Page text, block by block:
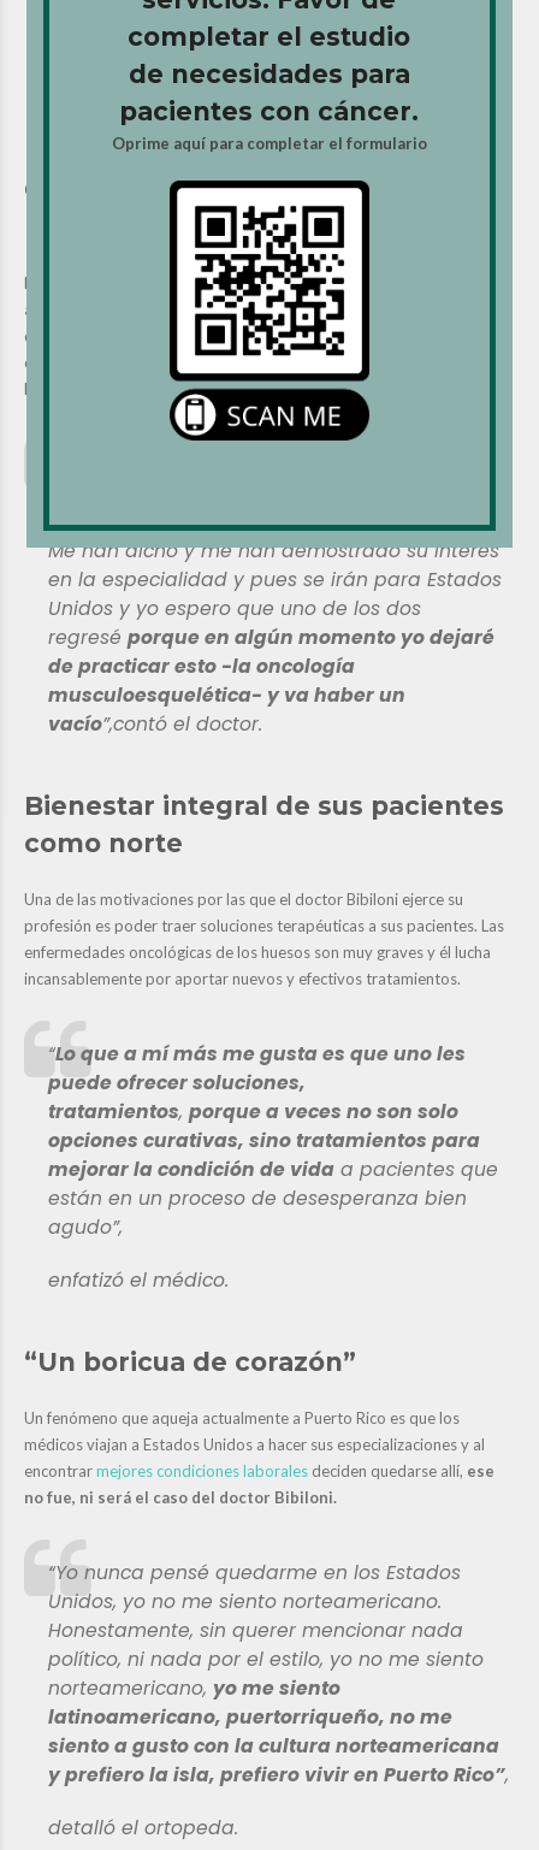
de cáncer suele ser una cirugía más heroica,
más grande, más compleja”,
precisó Bibiloni.
Comprometido con la formación de
nuevos profesionales
Por más de tres décadas,el Dr. Bibiloni se ha encargado de formar
a todos los ortopedas puertorriqueñosen esta importante área
de la medicina. Su objetivo, incentivar a los doctores para que se
especialicen en la rama musculoesquelética. Dentro de poco, esto se
logrará gracias a la mentoría que él lleva a cabo.
años y otro que se gradúa dentro de tres años.
Me han dicho y me han demostrado su interés
en la especialidad y pues se irán para Estados
Unidos y yo espero que uno de los dos
regresé porque en algún momento yo dejaré
de practicar esto -la oncología
musculoesquelética- y va haber un
vacío”,contó el doctor.
Bienestar integral de sus pacientes
como norte
Una de las motivaciones por las que el doctor Bibiloni ejerce su
profesión es poder traer soluciones terapéuticas a sus pacientes. Las
enfermedades oncológicas de los huesos son muy graves y él lucha
incansablemente por aportar nuevos y efectivos tratamientos.
“Lo que a mí más me gusta es que uno les
puede ofrecer soluciones,
tratamientos, porque a veces no son solo
opciones curativas, sino tratamientos para
mejorar la condición de vida a pacientes que
están en un proceso de desesperanza bien
agudo”,
enfatizó el médico.
“Un boricua de corazón”
Un fenómeno que aqueja actualmente a Puerto Rico es que los
médicos viajan a Estados Unidos a hacer sus especializaciones y al
encontrarmejores condiciones laborales deciden quedarse allí, ese
no fue, ni será el caso del doctor Bibiloni.
“Yo nunca pensé quedarme en los Estados
Unidos, yo no me siento norteamericano.
Honestamente, sin querer mencionar nada
político, ni nada por el estilo, yo no me siento
norteamericano, yo me siento
latinoamericano, puertorriqueño, no me
siento a gusto con la cultura norteamericana
y prefiero la isla, prefiero vivir en Puerto Rico”,
detalló el ortopeda.
completar el estudio
de necesidades para
pacientes con cáncer.
Oprime aquí para completar el formulario